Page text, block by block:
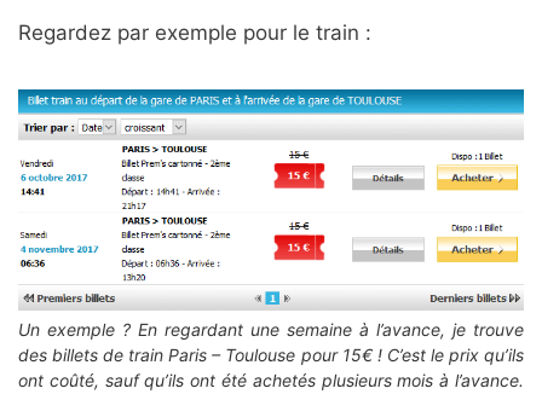
Regardez par exemple pour le train :
Un exemple ? En regardant une semaine à l’avance, je trouve
des billets de train Paris – Toulouse pour 15€ ! C’est le prix qu’ils
ont coûté, sauf qu’ils ont été achetés plusieurs mois à l’avance.